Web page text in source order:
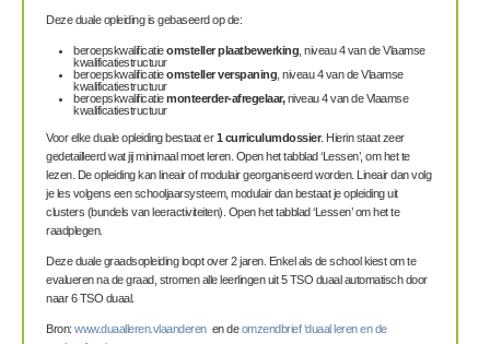
Deze duale opleiding is gebaseerd op de:
beroepskwalificatieomsteller plaatbewerking , niveau 4 van de Vlaamse
kwalificatiestructuur
beroepskwalificatieomsteller verspaning , niveau 4 van de Vlaamse
kwalificatiestructuur
beroepskwalificatiemonteerder-afregelaar,niveau 4 van de Vlaamse
kwalificatiestructuur
Voor elke duale opleiding bestaat er1 curriculumdossier. Hierin staat zeer
gedetailleerd wat jij minimaal moet leren. Open het tabblad ‘Lessen’, om het te
lezen. De opleiding kan lineair of modulair georganiseerd worden. Lineair dan volg
je les volgens een schooljaarsysteem, modulair dan bestaat je opleiding uit
clusters (bundels van leeractiviteiten). Open het tabblad ‘Lessen’ om het te
raadplegen.
Deze duale graadsopleiding loopt over 2 jaren. Enkel als de school kiest om te
evalueren na de graad, stromen alle leerlingen uit 5 TSO duaal automatisch door
naar 6 TSO duaal.
Bron: www.duaalleren.vlaanderenen deomzendbrief ‘duaal leren en de